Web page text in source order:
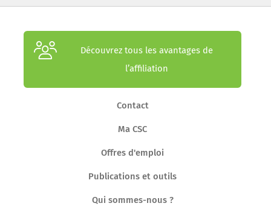
Découvrez tous les avantages de
l’affiliation
Contact
Ma CSC
Offres d'emploi
Publications et outils
Qui sommes-nous ?